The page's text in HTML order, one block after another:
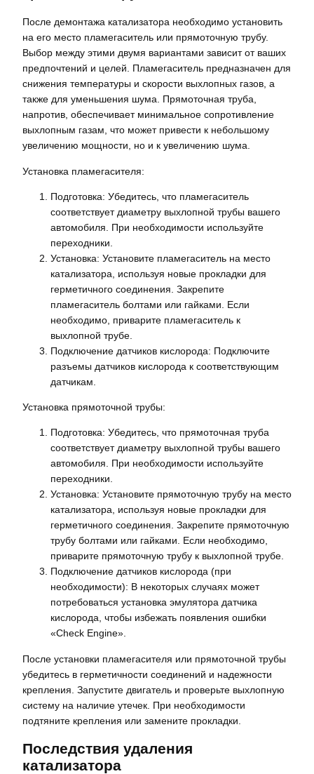
После демонтажа катализатора необходимо установить
на его место пламегаситель или прямоточную трубу.
Выбор между этими двумя вариантами зависит от ваших
предпочтений и целей. Пламегаситель предназначен для
снижения температуры и скорости выхлопных газов, а
также для уменьшения шума. Прямоточная труба,
напротив, обеспечивает минимальное сопротивление
выхлопным газам, что может привести к небольшому
увеличению мощности, но и к увеличению шума.
Установка пламегасителя:
Подготовка: Убедитесь, что пламегаситель
соответствует диаметру выхлопной трубы вашего
автомобиля. При необходимости используйте
переходники.
Установка: Установите пламегаситель на место
катализатора, используя новые прокладки для
герметичного соединения. Закрепите
пламегаситель болтами или гайками. Если
необходимо, приварите пламегаситель к
выхлопной трубе.
Подключение датчиков кислорода: Подключите
разъемы датчиков кислорода к соответствующим
датчикам.
Установка прямоточной трубы:
Подготовка: Убедитесь, что прямоточная труба
соответствует диаметру выхлопной трубы вашего
автомобиля. При необходимости используйте
переходники.
Установка: Установите прямоточную трубу на место
катализатора, используя новые прокладки для
герметичного соединения. Закрепите прямоточную
трубу болтами или гайками. Если необходимо,
приварите прямоточную трубу к выхлопной трубе.
Подключение датчиков кислорода (при
необходимости): В некоторых случаях может
потребоваться установка эмулятора датчика
кислорода, чтобы избежать появления ошибки
«Check Engine».
После установки пламегасителя или прямоточной трубы
убедитесь в герметичности соединений и надежности
крепления. Запустите двигатель и проверьте выхлопную
систему на наличие утечек. При необходимости
подтяните крепления или замените прокладки.
Последствия удаления
катализатора